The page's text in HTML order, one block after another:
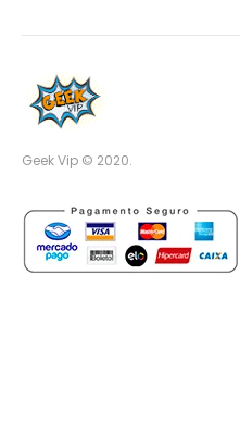
Geek Vip © 2020.